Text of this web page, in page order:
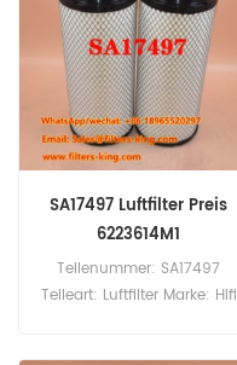
SA17497 Luftfilter Preis
6223614M1
Teilenummer: SA17497
Teileart: Luftfilter Marke: Hifi